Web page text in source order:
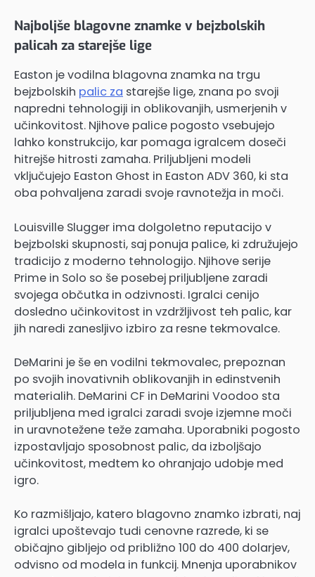
Najboljše blagovne znamke v bejzbolskih
palicah za starejše lige
Easton je vodilna blagovna znamka na trgu
bejzbolskih palic za starejše lige, znana po svoji
napredni tehnologiji in oblikovanjih, usmerjenih v
učinkovitost. Njihove palice pogosto vsebujejo
lahko konstrukcijo, kar pomaga igralcem doseči
hitrejše hitrosti zamaha. Priljubljeni modeli
vključujejo Easton Ghost in Easton ADV 360, ki sta
oba pohvaljena zaradi svoje ravnotežja in moči.
Louisville Slugger ima dolgoletno reputacijo v
bejzbolski skupnosti, saj ponuja palice, ki združujejo
tradicijo z moderno tehnologijo. Njihove serije
Prime in Solo so še posebej priljubljene zaradi
svojega občutka in odzivnosti. Igralci cenijo
dosledno učinkovitost in vzdržljivost teh palic, kar
jih naredi zanesljivo izbiro za resne tekmovalce.
DeMarini je še en vodilni tekmovalec, prepoznan
po svojih inovativnih oblikovanjih in edinstvenih
materialih. DeMarini CF in DeMarini Voodoo sta
priljubljena med igralci zaradi svoje izjemne moči
in uravnotežene teže zamaha. Uporabniki pogosto
izpostavljajo sposobnost palic, da izboljšajo
učinkovitost, medtem ko ohranjajo udobje med
igro.
Ko razmišljajo, katero blagovno znamko izbrati, naj
igralci upoštevajo tudi cenovne razrede, ki se
običajno gibljejo od približno 100 do 400 dolarjev,
odvisno od modela in funkcij. Mnenja uporabnikov